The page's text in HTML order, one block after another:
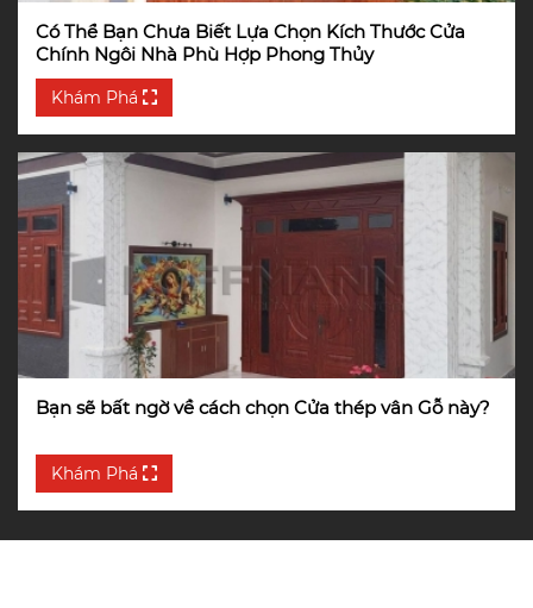
Có Thể Bạn Chưa Biết Lựa Chọn Kích Thước Cửa
Chính Ngôi Nhà Phù Hợp Phong Thủy
Khám Phá
Bạn sẽ bất ngờ về cách chọn Cửa thép vân Gỗ này?
Khám Phá